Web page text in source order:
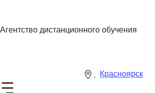
Агентство дистанционного обучения
Красноярск